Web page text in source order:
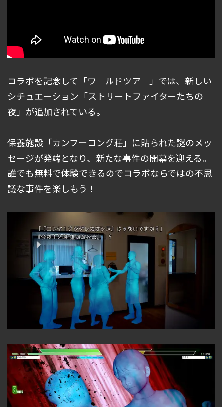
コラボを記念して「ワールドツアー」では、新しい
シチュエーション「ストリートファイターたちの
夜」が追加されている。
保養施設「カンフーコング荘」に貼られた謎のメッ
セージが発端となり、新たな事件の開幕を迎える。
誰でも無料で体験できるのでコラボならではの不思
議な事件を楽しもう！